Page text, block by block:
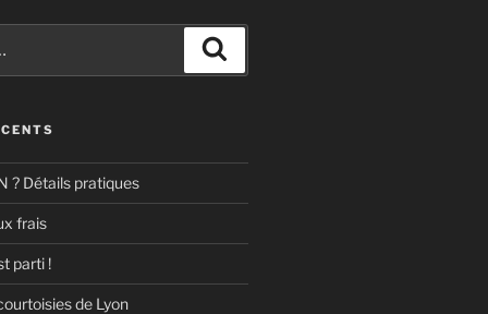
? Détails pratiques
frais
parti !
de Lyon